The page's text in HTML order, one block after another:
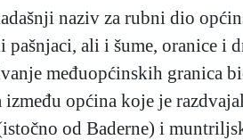
naziv za rubni dio
ali i šume, oranice i
međuopćinskih granica
općina koje je
od Baderne) i